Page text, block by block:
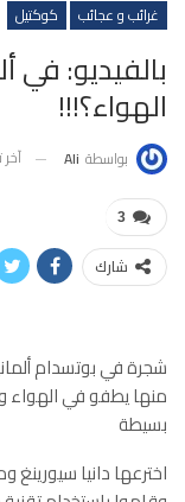
غرائب و عجائب
كوكتيل
بالفيديو: في
الهواء؟!!!
بواسطة Ali
3
شارك
شجرة في بوتسدام
منها يطفو في الهواء
بسيطة
اخترعها دانيا